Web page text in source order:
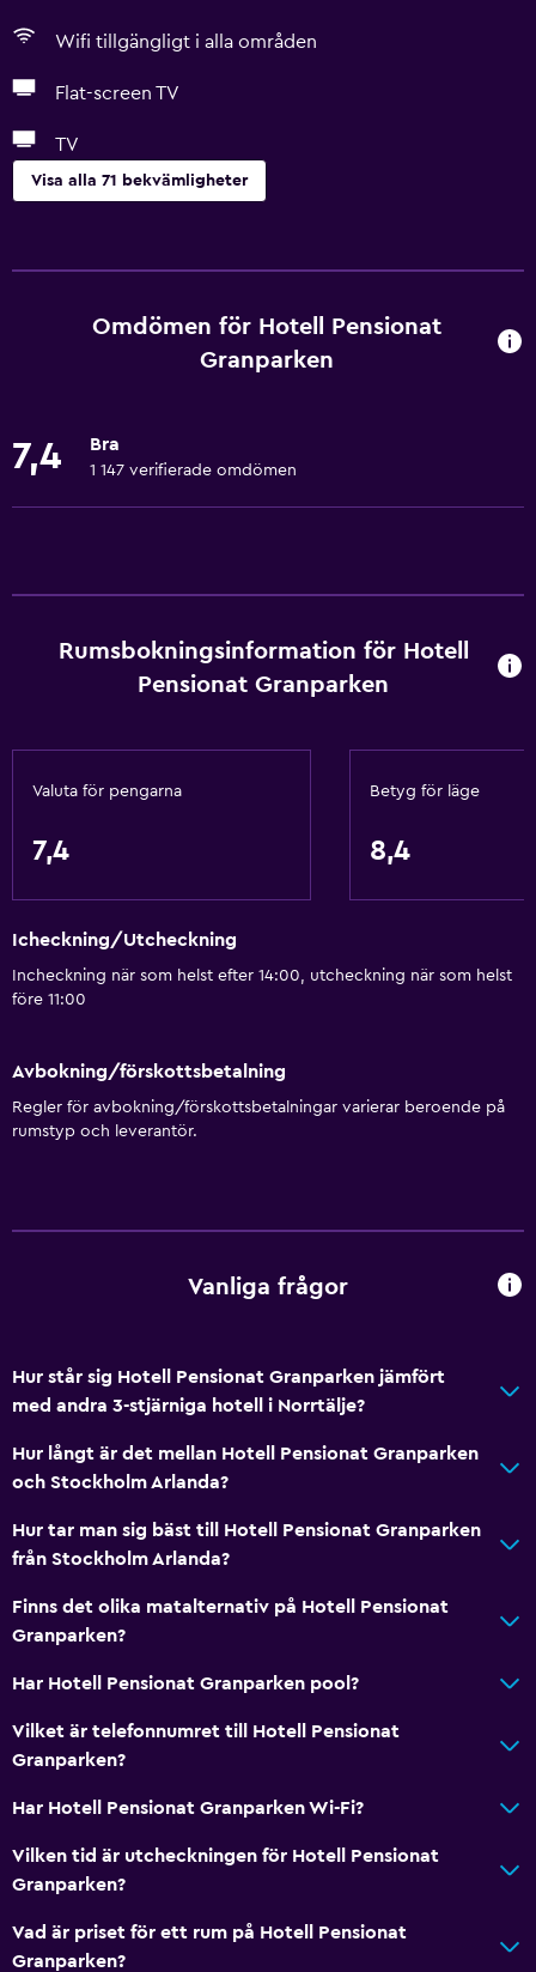
Wifi tillgängligt i alla områden
Flat-screen TV
TV
Visa alla 71 bekvämligheter
Gratis WiFi
Wifi tillgängligt i alla områden
Brandsläckare
Schampo
Papperskorgar
Dietspecifika menyer (vid begäran)
Mikrovågsugn
Te/kaffebryggare
Vattenkokare
Kaffemaskin
Badrum
Privat badrum
Walk-in-dusch
Allmänt
Vardagsrum
Trägolv eller parkettgolv
Förvaring
Saker att göra
Presentbutik
Vandring
Sällskapsspel/pussel
Cykling
Omdömen för Hotell Pensionat
Granparken
7,4 Bra
1 147 verifierade omdömen
Rumsbokningsinformation för Hotell
Pensionat Granparken
Valuta för pengarna
7,4
Betyg för läge
8,4
Icheckning/Utcheckning
Incheckning när som helst efter 14:00, utcheckning när som helst
före 11:00
Avbokning/förskottsbetalning
Regler för avbokning/förskottsbetalningar varierar beroende på
rumstyp och leverantör.
Vanliga frågor
Hur står sig Hotell Pensionat Granparken jämfört
med andra 3-stjärniga hotell i Norrtälje?
Hur långt är det mellan Hotell Pensionat Granparken
och Stockholm Arlanda?
Hur tar man sig bäst till Hotell Pensionat Granparken
från Stockholm Arlanda?
Finns det olika matalternativ på Hotell Pensionat
Granparken?
Har Hotell Pensionat Granparken pool?
Vilket är telefonnumret till Hotell Pensionat
Granparken?
Har Hotell Pensionat Granparken Wi-Fi?
Vilken tid är utcheckningen för Hotell Pensionat
Granparken?
Vad är priset för ett rum på Hotell Pensionat
Granparken?